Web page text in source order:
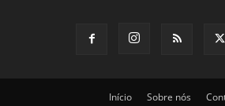
Início Sobre nós